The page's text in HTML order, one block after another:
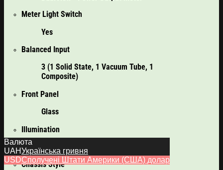
Meter Light Switch
Yes
Balanced Input
3 (1 Solid State, 1 Vacuum Tube, 1
Composite)
Front Panel
Glass
Illumination
Direct LED
Chassis Style
Валюта
UAHУкраїнська гривня
USDСполучені Штати Америки (США) долар